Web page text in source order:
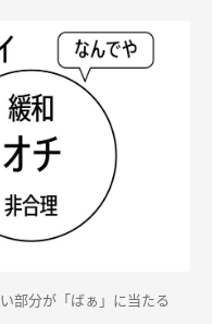
部分が「ばぁ」に当たる